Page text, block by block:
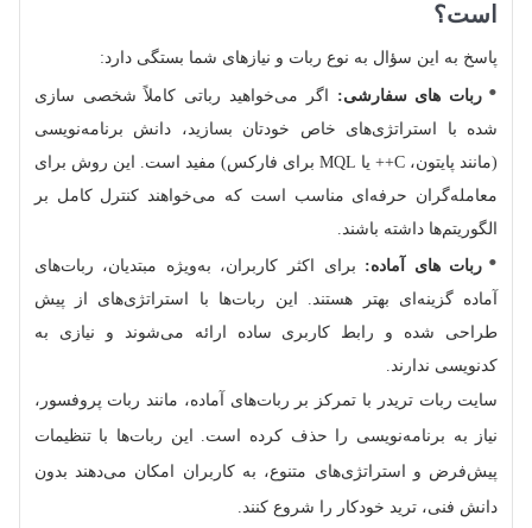
است؟
پاسخ به این سؤال به نوع ربات و نیازهای شما بستگی دارد:
ربات‌ های سفارشی: اگر می‌خواهید رباتی کاملاً شخصی‌ سازی‌
شده با استراتژی‌های خاص خودتان بسازید، دانش برنامه‌نویسی
(مانند پایتون، C++ یا MQL برای فارکس) مفید است. این روش برای
معامله‌گران حرفه‌ای مناسب است که می‌خواهند کنترل کامل بر
الگوریتم‌ها داشته باشند.
ربات‌ های آماده: برای اکثر کاربران، به‌ویژه مبتدیان، ربات‌های
آماده گزینه‌ای بهتر هستند. این ربات‌ها با استراتژی‌های از پیش
طراحی‌ شده و رابط کاربری ساده ارائه می‌شوند و نیازی به
کدنویسی ندارند.
سایت ربات تریدر با تمرکز بر ربات‌های آماده، مانند ربات پروفسور،
نیاز به برنامه‌نویسی را حذف کرده است. این ربات‌ها با تنظیمات
پیش‌فرض و استراتژی‌های متنوع، به کاربران امکان می‌دهند بدون
دانش فنی، ترید خودکار را شروع کنند.